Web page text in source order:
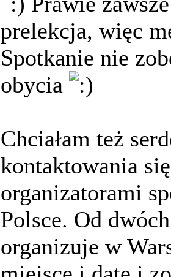
prelekcja, więc
Spotkanie nie
obycia
Chciałam też
kontaktowania
organizatorami
Polsce. Od
organizuje w